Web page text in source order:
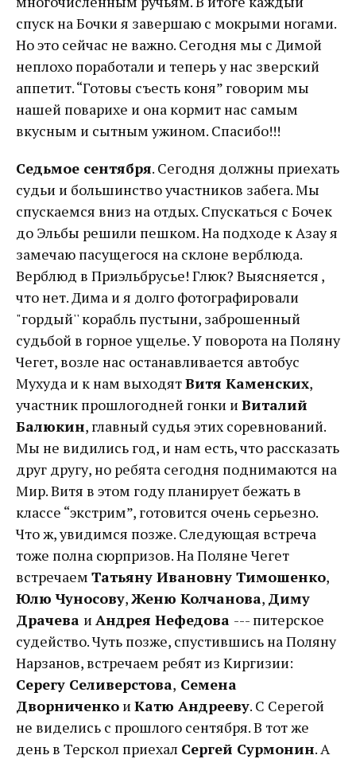
спуск на Бочки я завершаю с мокрыми ногами.
Но это сейчас не важно. Сегодня мы с Димой
неплохо поработали и теперь у нас зверский
аппетит. “Готовы съесть коня” говорим мы
нашей поварихе и она кормит нас самым
вкусным и сытным ужином. Спасибо!!!
Седьмое сентября. Сегодня должны приехать
судьи и большинство участников забега. Мы
спускаемся вниз на отдых. Спускаться с Бочек
до Эльбы решили пешком. На подходе к Азау я
замечаю пасущегося на склоне верблюда.
Верблюд в Приэльбрусье! Глюк? Выясняется ,
что нет. Дима и я долго фотографировали
"гордый'' корабль пустыни, заброшенный
судьбой в горное ущелье. У поворота на Поляну
Чегет, возле нас останавливается автобус
Мухуда и к нам выходятВитя Каменских,
участник прошлогодней гонки и Виталий
Балюкин, главный судья этих соревнований.
Мы не видились год, и нам есть, что рассказать
друг другу, но ребята сегодня поднимаются на
Мир. Витя в этом году планирует бежать в
классе “экстрим”, готовится очень серьезно.
Что ж, увидимся позже. Следующая встреча
тоже полна сюрпризов. На Поляне Чегет
встречаем Татьяну Ивановну Тимошенко,
Юлю Чуносову,Женю Колчанова, Диму
Драчева и Андрея Нефедова --- питерское
судейство. Чуть позже, спустившись на Поляну
Нарзанов, встречаем ребят из Киргизии:
Серегу Селиверстова, Семена
Дворниченко и Катю Андрееву. С Серегой
не виделись с прошлого сентября. В тот же
день в Терскол приехал Сергей Сурмонин. А